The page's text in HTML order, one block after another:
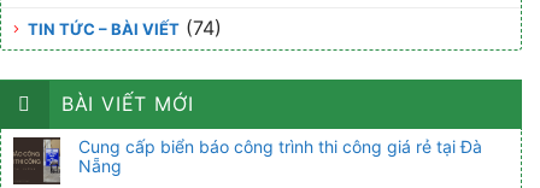
TIN TỨC – BÀI VIẾT (74)
BÀI VIẾT MỚI
Cung cấp biển báo công trình thi công giá rẻ tại Đà
Nẵng